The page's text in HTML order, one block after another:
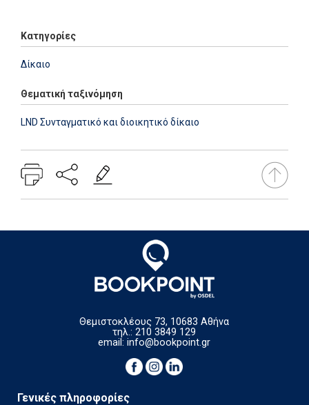
Κατηγορίες
Δίκαιο
Θεματική ταξινόμηση
LND Συνταγματικό και διοικητικό δίκαιο
Θεμιστοκλέους 73, 10683 Αθήνα
τηλ.: 210 3849 129
email:info@bookpoint.gr
Γενικές πληροφορίες